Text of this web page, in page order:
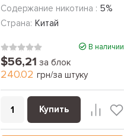
Содержание никотина : 5%
Страна: Китай
В наличии
$56,21 за блок
240.02 грн/за штуку
Купить